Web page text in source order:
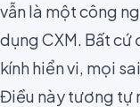
vẫn là một công
dụng CXM. Bất
kính hiển vi, mọi
Điều này tương tự